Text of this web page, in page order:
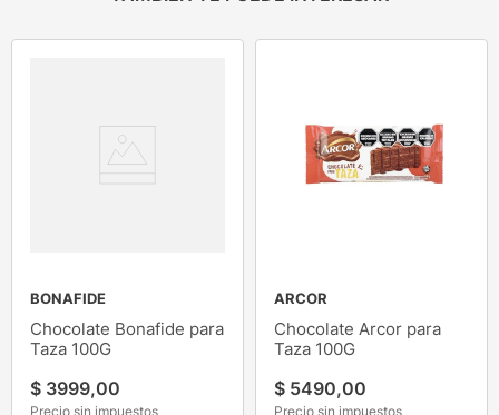
BONAFIDE
Chocolate Bonafide para
Taza 100G
$ 3999,00
Precio sin impuestos
ARCOR
Chocolate Arcor para
Taza 100G
$ 5490,00
Precio sin impuestos